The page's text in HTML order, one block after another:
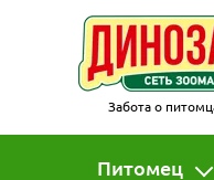
Забота о
Питомец